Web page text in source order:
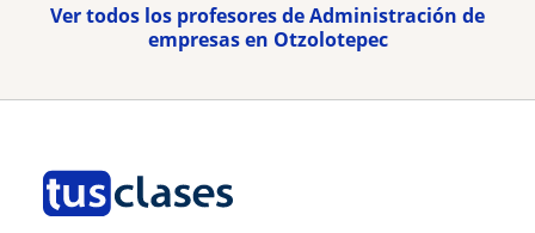
Ver todos los profesores de Administración de
empresas en Otzolotepec